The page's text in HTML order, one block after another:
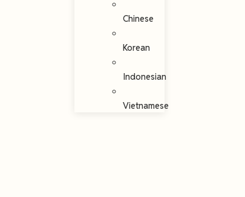
Chinese
Korean
Indonesian
Vietnamese